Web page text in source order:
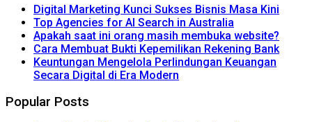
Digital Marketing Kunci Sukses Bisnis Masa Kini
Top Agencies for AI Search in Australia
Apakah saat ini orang masih membuka website?
Cara Membuat Bukti Kepemilikan Rekening Bank
Keuntungan Mengelola Perlindungan Keuangan
Secara Digital di Era Modern
Popular Posts